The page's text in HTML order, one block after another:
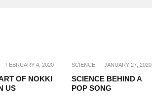
· FEBRUARY 4, 2020
OF NOKKI
US
SCIENCE · JANUARY 27, 2020
SCIENCE BEHIND A
POP SONG